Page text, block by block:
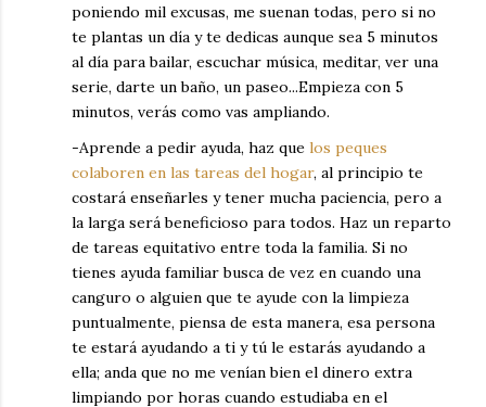
poniendo mil excusas, me suenan todas, pero si no
te plantas un día y te dedicas aunque sea 5 minutos
al día para bailar, escuchar música, meditar, ver una
serie, darte un baño, un paseo...Empieza con 5
minutos, verás como vas ampliando.
-Aprende a pedir ayuda, haz que los peques
colaboren en las tareas del hogar, al principio te
costará enseñarles y tener mucha paciencia, pero a
la larga será beneficioso para todos. Haz un reparto
de tareas equitativo entre toda la familia. Si no
tienes ayuda familiar busca de vez en cuando una
canguro o alguien que te ayude con la limpieza
puntualmente, piensa de esta manera, esa persona
te estará ayudando a ti y tú le estarás ayudando a
ella; anda que no me venían bien el dinero extra
limpiando por horas cuando estudiaba en el